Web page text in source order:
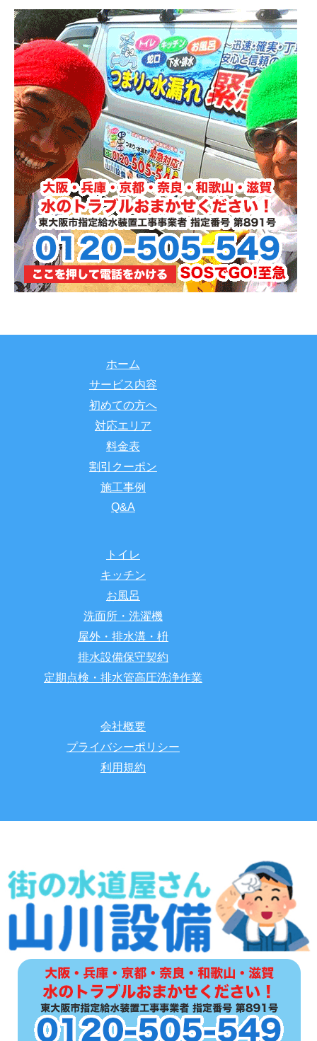
ホーム
サービス内容
初めての方へ
対応エリア
料金表
割引クーポン
施工事例
Q&A
トイレ
キッチン
お風呂
洗面所・洗濯機
屋外・排水溝・枡
排水設備保守契約
定期点検・排水管高圧洗浄作業
会社概要
プライバシーポリシー
利用規約